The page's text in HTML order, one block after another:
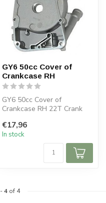
GY6 50cc Cover of
Crankcase RH
GY6 50cc Cover of
Crankcase RH 22T Crank
€17,96
In stock
-4of 4